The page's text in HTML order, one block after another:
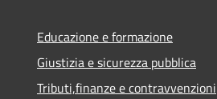
Educazione e formazione
Giustizia e sicurezza pubblica
Tributi,finanze e contravvenzioni